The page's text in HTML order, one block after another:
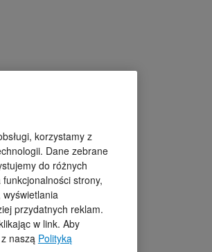
korzystamy z
Dane zebrane
do różnych
strony,
przydatnych reklam.
w link. Aby
naszą Polityką